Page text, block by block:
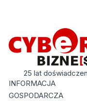
25 lat
INFORMACJA
GOSPODARCZA